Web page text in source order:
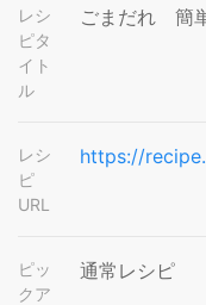
レシ
ピタ
イト
ル
ごまだれ 簡
レシ
ピ
URL
https://
ピッ
クア
通常レシピ